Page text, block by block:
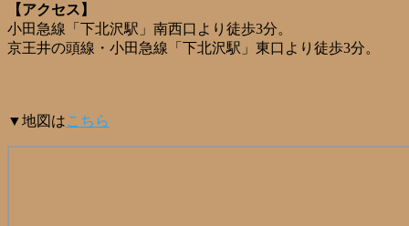
【アクセス】
小田急線「下北沢駅」南西口より徒歩3分。
京王井の頭線・小田急線「下北沢駅」東口より徒歩3分。
▼地図はこちら